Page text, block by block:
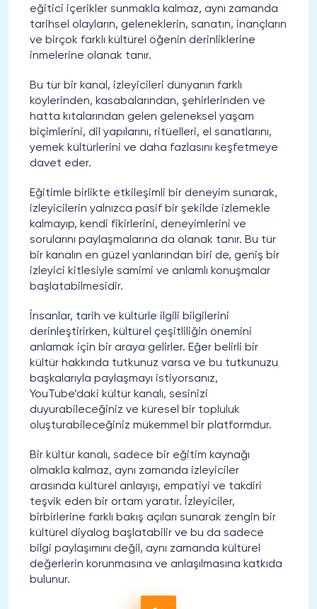
eğitici içerikler sunmakla kalmaz, aynı zamanda
tarihsel olayların, geleneklerin, sanatın, inançların
ve birçok farklı kültürel öğenin derinliklerine
inmelerine olanak tanır.
Bu tür bir kanal, izleyicileri dünyanın farklı
köylerinden, kasabalarından, şehirlerinden ve
hatta kıtalarından gelen geleneksel yaşam
biçimlerini, dil yapılarını, ritüelleri, el sanatlarını,
yemek kültürlerini ve daha fazlasını keşfetmeye
davet eder.
Eğitimle birlikte etkileşimli bir deneyim sunarak,
izleyicilerin yalnızca pasif bir şekilde izlemekle
kalmayıp, kendi fikirlerini, deneyimlerini ve
sorularını paylaşmalarına da olanak tanır. Bu tür
bir kanalın en güzel yanlarından biri de, geniş bir
izleyici kitlesiyle samimi ve anlamlı konuşmalar
başlatabilmesidir.
İnsanlar, tarih ve kültürle ilgili bilgilerini
derinleştirirken, kültürel çeşitliliğin önemini
anlamak için bir araya gelirler. Eğer belirli bir
kültür hakkında tutkunuz varsa ve bu tutkunuzu
başkalarıyla paylaşmayı istiyorsanız,
YouTube’daki kültür kanalı, sesinizi
duyurabileceğiniz ve küresel bir topluluk
oluşturabileceğiniz mükemmel bir platformdur.
Bir kültür kanalı, sadece bir eğitim kaynağı
olmakla kalmaz, aynı zamanda izleyiciler
arasında kültürel anlayışı, empatiyi ve takdiri
teşvik eden bir ortam yaratır. İzleyiciler,
birbirlerine farklı bakış açıları sunarak zengin bir
kültürel diyalog başlatabilir ve bu da sadece
bilgi paylaşımını değil, aynı zamanda kültürel
değerlerin korunmasına ve anlaşılmasına katkıda
bulunur.